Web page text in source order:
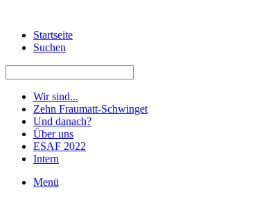
Startseite
Suchen
Wir sind...
Zehn Fraumatt-Schwinget
Und danach?
Über uns
ESAF 2022
Intern
Menü